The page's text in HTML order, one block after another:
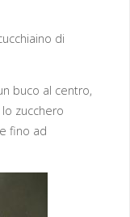
di
buco al centro,
lo zucchero
fino ad